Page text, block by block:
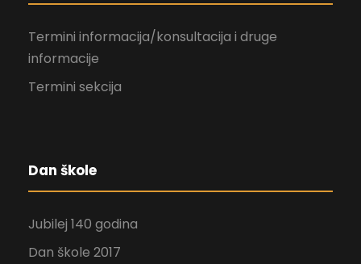
Termini informacija/konsultacija i druge
informacije
Termini sekcija
Dan škole
Jubilej 140 godina
Dan škole 2017